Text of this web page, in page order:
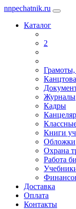
nnpechatnik.ru
Каталог
2
Журналы
Кадры
Книги
Обложки
Охрана
Работа
Доставка
Оплата
Контакты